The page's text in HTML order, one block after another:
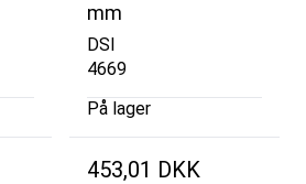
mm
DSI
4669
På lager
453,01 DKK